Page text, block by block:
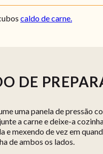
caldo de carne.
DE
uma panela de pressão
a carne e deixe-a
e mexendo de vez em
de ambos os lados.